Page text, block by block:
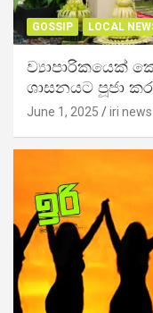
GOSSIP LOCAL
ව්‍යාපාරිකයෙක්
ශාසනයට පූජා
June 1, 2025 iri news